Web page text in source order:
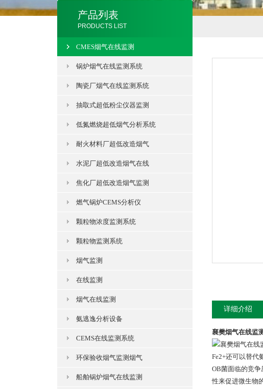
产品列表
PRODUCTS LIST
CMES烟气在线监测
锅炉烟气在线监测系统
陶瓷厂烟气在线监测系统
抽取式超低粉尘仪器监测
低氮燃烧超低烟气分析系统
耐火材料厂超低改造烟气
水泥厂超低改造烟气在线
焦化厂超低改造烟气监测
燃气锅炉CEMS分析仪
颗粒物浓度监测系统
颗粒物监测系统
烟气监测
在线监测
烟气在线监测
氨逃逸分析设备
CEMS在线监测系统
环保验收烟气监测烟气
船舶锅炉烟气在线监测
详细介绍
襄樊烟气在线监
Fe2+还可以替代
OB菌面临的竞
性来促进微生物